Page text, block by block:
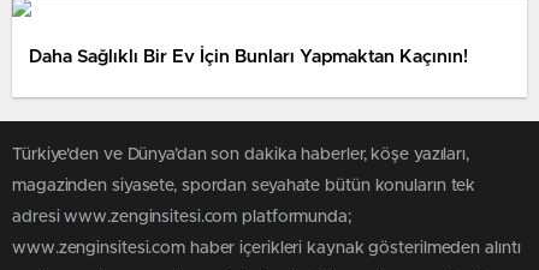
Daha Sağlıklı Bir Ev İçin Bunları Yapmaktan Kaçının!
Türkiye'den ve Dünya’dan son dakika haberler, köşe yazıları,
magazinden siyasete, spordan seyahate bütün konuların tek
adresi www.zenginsitesi.com platformunda;
www.zenginsitesi.com haber içerikleri kaynak gösterilmeden alıntı